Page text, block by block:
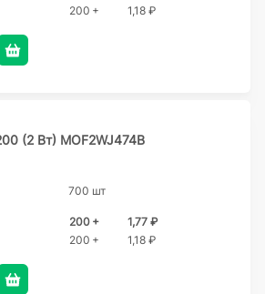
200 +
1,18 ₽
(2 Вт) MOF2WJ474B
700 шт
200 +
1,77 ₽
200 +
1,18 ₽